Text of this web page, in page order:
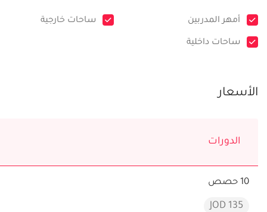
أمهر المدربين ساحات خارجية
ساحات داخلية
الأسعار
الدورات
10 حصص
135 JOD